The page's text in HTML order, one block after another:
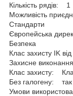
Кількість рядів: 1
Можливість
Стандарти
Європейська
Безпека
Клас захисту IK
Захисне
Клас захисту:
Без галогену: так
Умови